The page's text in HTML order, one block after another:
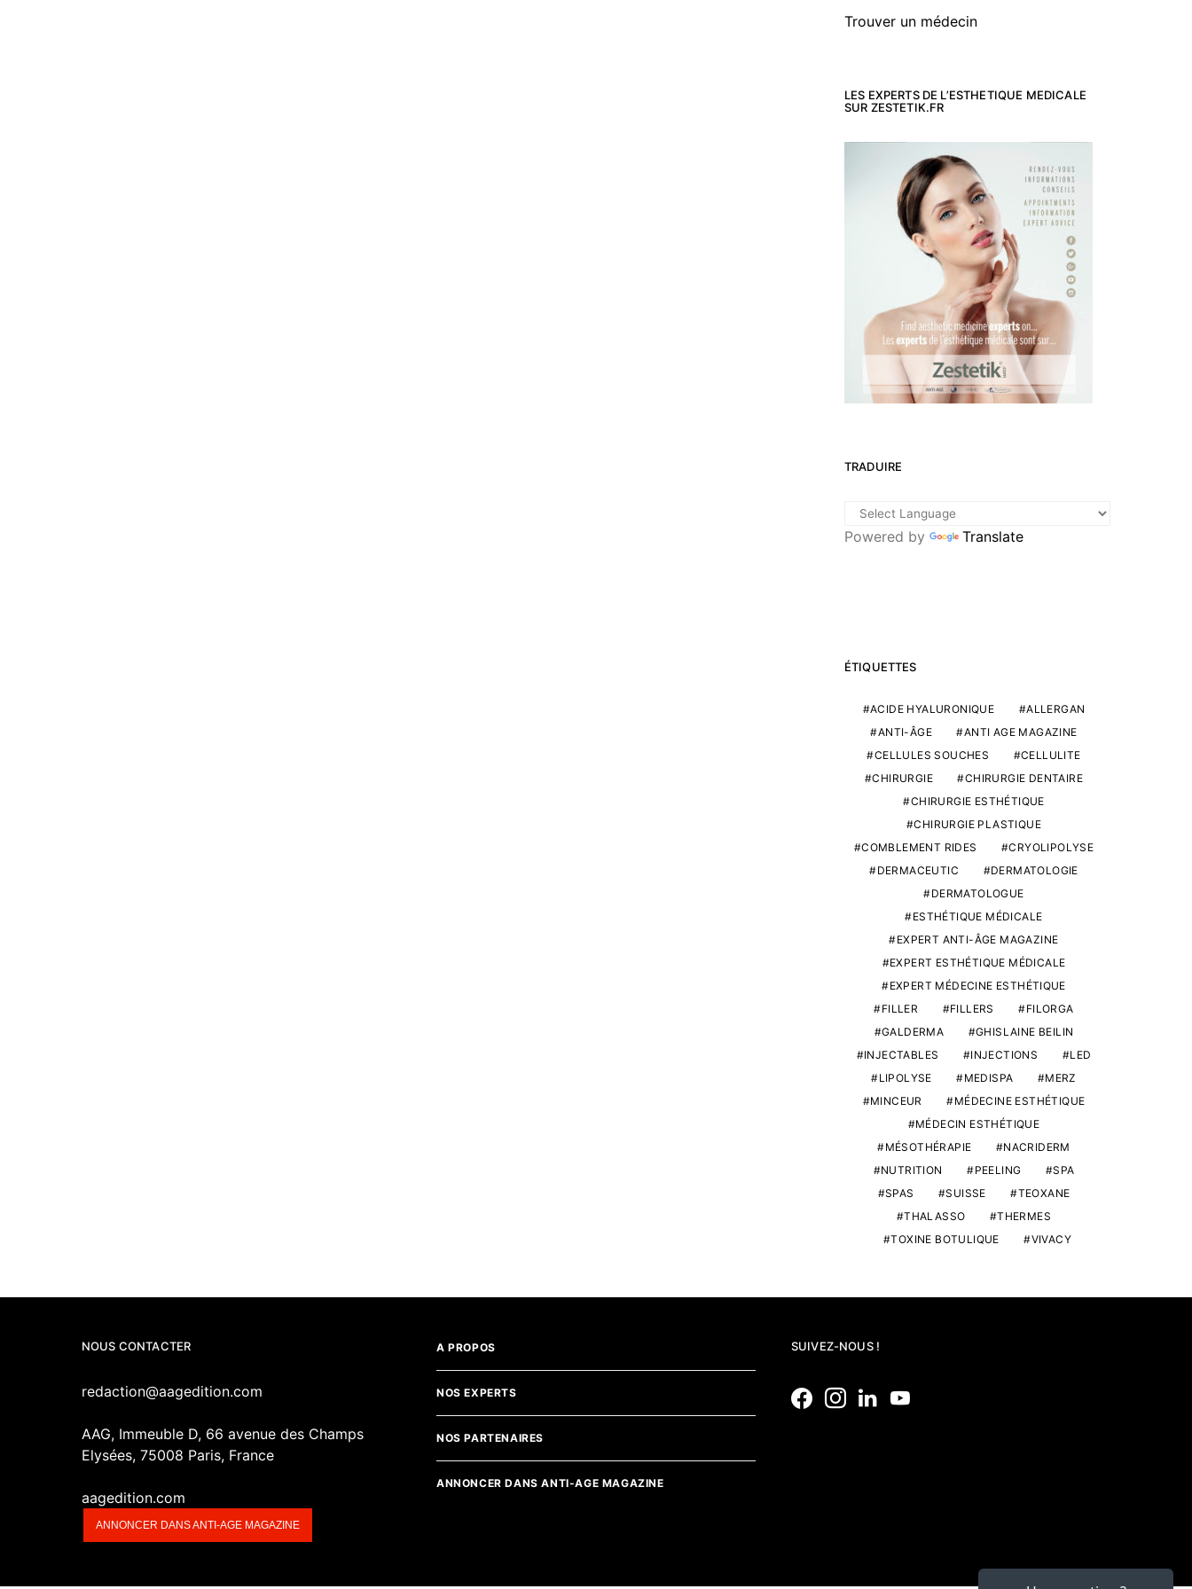
Trouver un médecin
LES EXPERTS DE L’ESTHETIQUE MEDICALE
SUR ZESTETIK.FR
TRADUIRE
Powered by Translate
ÉTIQUETTES
ACIDE HYALURONIQUE
ALLERGAN
ANTI-ÂGE
ANTI AGE MAGAZINE
CELLULES SOUCHES
CELLULITE
CHIRURGIE
CHIRURGIE DENTAIRE
CHIRURGIE ESTHÉTIQUE
CHIRURGIE PLASTIQUE
COMBLEMENT RIDES
CRYOLIPOLYSE
DERMACEUTIC
DERMATOLOGIE
DERMATOLOGUE
ESTHÉTIQUE MÉDICALE
EXPERT ANTI-ÂGE MAGAZINE
EXPERT ESTHÉTIQUE MÉDICALE
EXPERT MÉDECINE ESTHÉTIQUE
FILLER
FILLERS
FILORGA
GALDERMA
GHISLAINE BEILIN
INJECTABLES
INJECTIONS
LED
LIPOLYSE
MEDISPA
MERZ
MINCEUR
MÉDECINE ESTHÉTIQUE
MÉDECIN ESTHÉTIQUE
MÉSOTHÉRAPIE
NACRIDERM
NUTRITION
PEELING
SPA
SPAS
SUISSE
TEOXANE
THALASSO
THERMES
TOXINE BOTULIQUE
VIVACY
NOUS CONTACTER
redaction@aagedition.com
AAG, Immeuble D, 66 avenue des Champs
Elysées, 75008 Paris, France
aagedition.com
ANNONCER DANS ANTI-AGE MAGAZINE
A PROPOS
NOS EXPERTS
NOS PARTENAIRES
ANNONCER DANS ANTI-AGE MAGAZINE
SUIVEZ-NOUS !